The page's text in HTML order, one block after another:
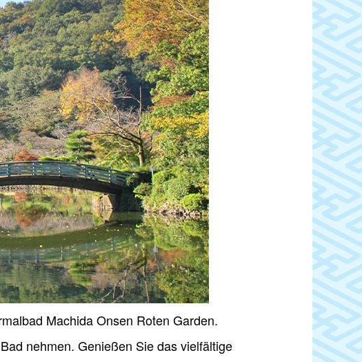
Machida Onsen Roten Garden.
nehmen. Genießen Sie das vielfältige